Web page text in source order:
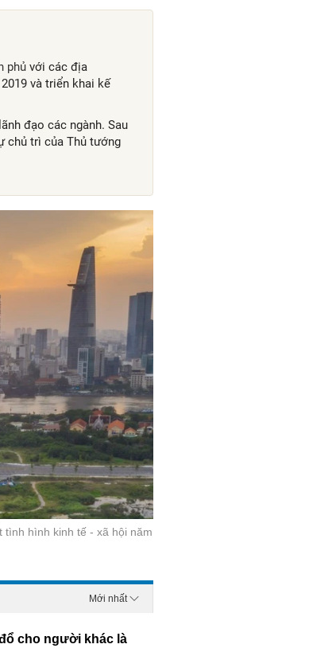
phủ với các địa
và triển khai kế
đạo các ngành. Sau
chủ trì của Thủ tướng
tình hình kinh tế - xã hội năm
Mới nhất
cho người khác là